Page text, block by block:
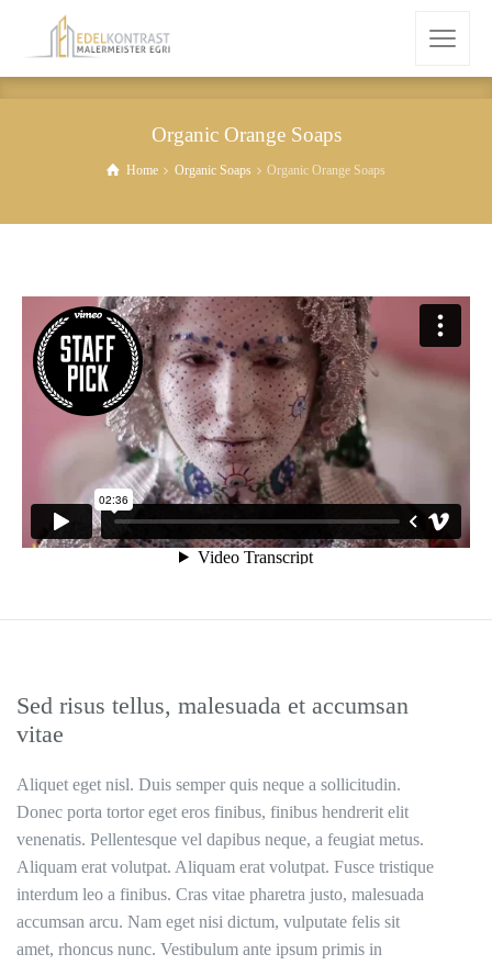
Organic Orange Soaps
Home Organic Soaps Organic Orange Soaps
Sed risus tellus, malesuada et accumsan
vitae
Aliquet eget nisl. Duis semper quis neque a sollicitudin.
Donec porta tortor eget eros finibus, finibus hendrerit elit
venenatis. Pellentesque vel dapibus neque, a feugiat metus.
Aliquam erat volutpat. Aliquam erat volutpat. Fusce tristique
interdum leo a finibus. Cras vitae pharetra justo, malesuada
accumsan arcu. Nam eget nisi dictum, vulputate felis sit
amet, rhoncus nunc. Vestibulum ante ipsum primis in